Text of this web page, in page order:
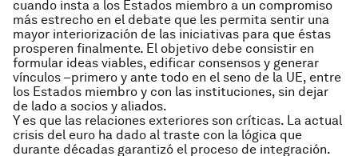
cuando insta a los Estados miembro a un compromiso
más estrecho en el debate que les permita sentir una
mayor interiorización de las iniciativas para que éstas
prosperen finalmente. El objetivo debe consistir en
formular ideas viables, edificar consensos y generar
vínculos –primero y ante todo en el seno de la UE, entre
los Estados miembro y con las instituciones, sin dejar
de lado a socios y aliados.
Y es que las relaciones exteriores son críticas. La actual
crisis del euro ha dado al traste con la lógica que
durante décadas garantizó el proceso de integración.